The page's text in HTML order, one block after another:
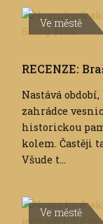
Ve městě
RECENZE:
Nastává
zahrádce
historickou
kolem. Častěji
Všude t...
Ve městě